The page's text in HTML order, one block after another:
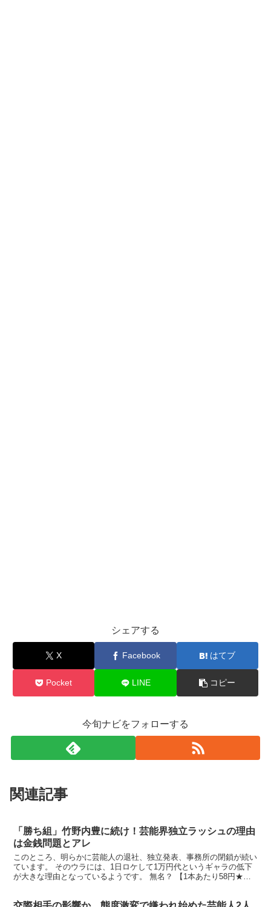
シェアする
X Facebook はてブ
Pocket LINE コピー
今旬ナビをフォローする
関連記事
「勝ち組」竹野内豊に続け！芸能界独立ラッシュの理由
は金銭問題とアレ
このところ、明らかに芸能人の退社、独立発表、事務所の閉鎖が続い
ています。 そのウラには、1日ロケして1万円代というギャラの低下
が大きな理由となっているようです。 無名？ 【1本あたり58円★ラ